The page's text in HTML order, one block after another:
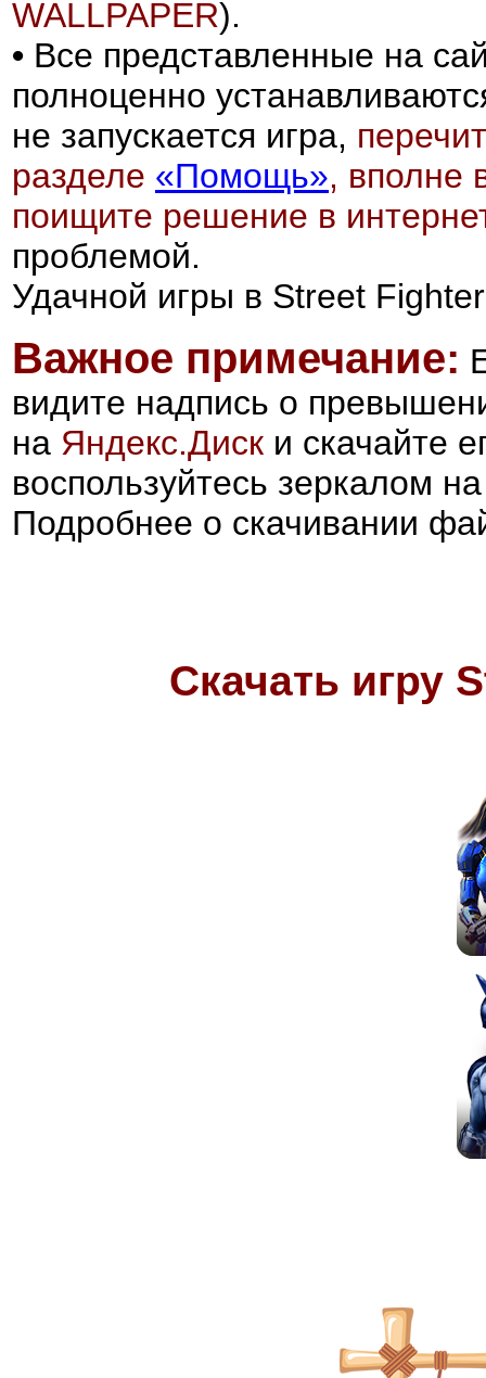
WALLPAPER).
• Все представленные на
полноценно
не запускается игра,
разделе «Помощь», вполне
поищите решение в
проблемой.
Удачной игры в Street
Важное примечание:
видите надпись о
на Яндекс.Диск и скачайте
воспользуйтесь зеркалом
Подробнее о скачивании
Скачать игру